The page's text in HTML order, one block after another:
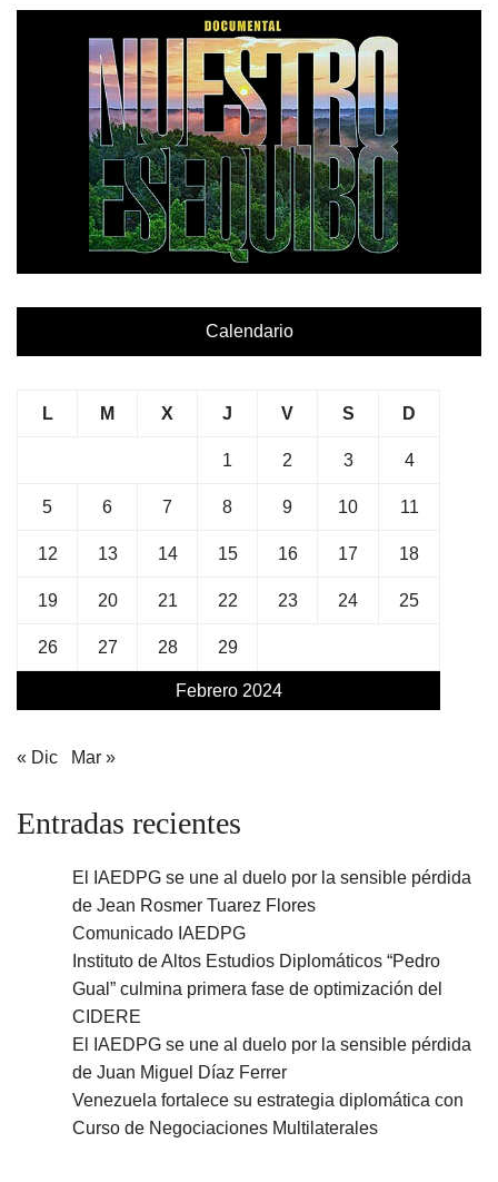
Calendario
Febrero 2024
L M X J V S D
1 2 3 4
5 6 7 8 9 10 11
12 13 14 15 16 17 18
19 20 21 22 23 24 25
26 27 28 29
« Dic Mar »
Entradas recientes
El IAEDPG se une al duelo por la sensible pérdida
de Jean Rosmer Tuarez Flores
Comunicado IAEDPG
Instituto de Altos Estudios Diplomáticos “Pedro
Gual” culmina primera fase de optimización del
CIDERE
El IAEDPG se une al duelo por la sensible pérdida
de Juan Miguel Díaz Ferrer
Venezuela fortalece su estrategia diplomática con
Curso de Negociaciones Multilaterales